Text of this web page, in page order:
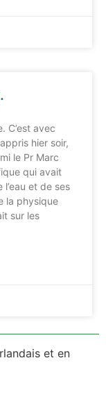
C’est avec
hier soir,
le Pr Marc
qui avait
et de ses
la physique
sur les
et en